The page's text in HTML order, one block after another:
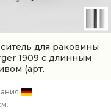
для раковины
1909 с длинным
(арт.